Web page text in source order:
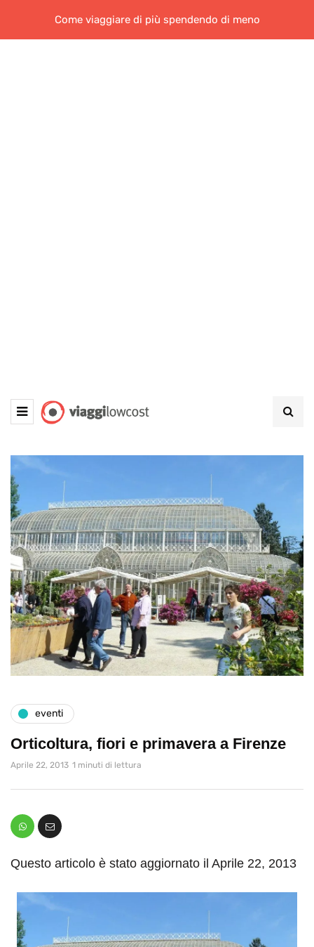
Come viaggiare di più spendendo di meno
eventi
Orticoltura, fiori e primavera a Firenze
Aprile 22, 2013 1 minuti di lettura
Questo articolo è stato aggiornato il Aprile 22, 2013